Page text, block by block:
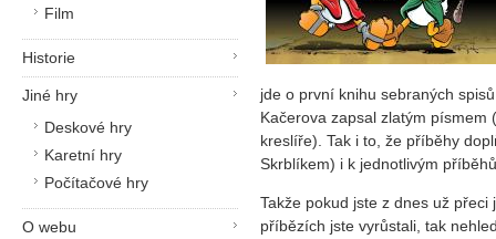
jde o první knihu sebraných
Kačerova zapsal zlatým písmem
kreslíře). Tak i to, že příběhy
Skrblíkem) i k jednotlivým
Takže pokud jste z dnes už
příbězích jste vyrůstali, tak
Film
Historie
Jiné hry
Deskové hry
Karetní hry
Počítačové hry
O webu